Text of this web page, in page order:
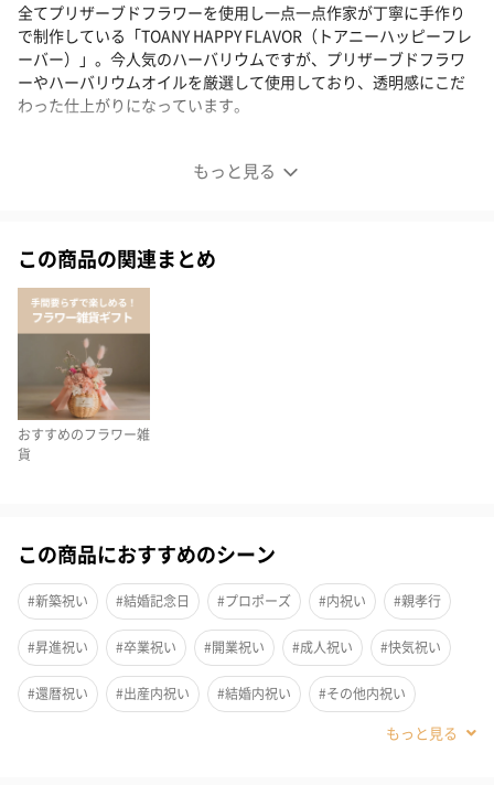
もっと見る
全てプリザーブドフラワーを使用し一点一点作家が丁寧に手作り
で制作している「TOANY HAPPY FLAVOR（トアニーハッピーフレ
ーバー）」。今人気のハーバリウムですが、プリザーブドフラワ
ーやハーバリウムオイルを厳選して使用しており、透明感にこだ
わった仕上がりになっています。
心のこもったオリジナル作品
全てプリザーブドフラワーを使用し、一点一点作家が丁寧に手作
です。今人気のハーバリウムですが、プリザーブドフラワーやハ
この商品の関連まとめ
おすすめのフラワー雑
貨
この商品におすすめのシーン
#新築祝い #結婚記念日 #プロポーズ #内祝い #親孝行
#昇進祝い #卒業祝い #開業祝い #成人祝い #快気祝い
#還暦祝い #出産内祝い #結婚内祝い #その他内祝い
#米寿祝い